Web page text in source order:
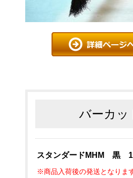
バーカ
スタンダードMHM 黒
※商品入荷後の発送となりま